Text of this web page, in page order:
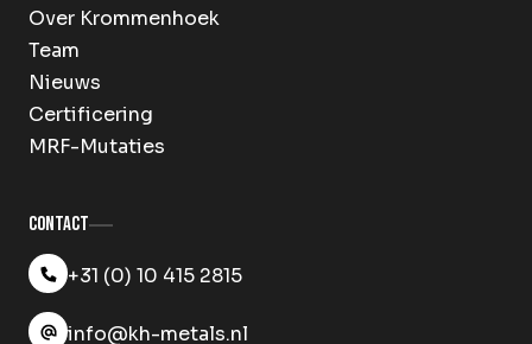
Over Krommenhoek
Team
Nieuws
Certificering
MRF-Mutaties
Contact
+31 (0) 10 415 2815
info@kh-metals.nl